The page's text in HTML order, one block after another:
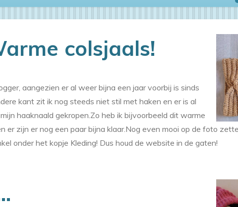
colsjaals!
aangezien er al weer bijna een jaar voorbij is sinds
kant zit ik nog steeds niet stil met haken en er is al
haaknaald gekropen.Zo heb ik bijvoorbeeld dit warme
er zijn er nog een paar bijna klaar.Nog even mooi op de foto
onder het kopje Kleding! Dus houd de website in de gaten!